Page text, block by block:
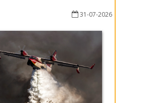
31-07-2026